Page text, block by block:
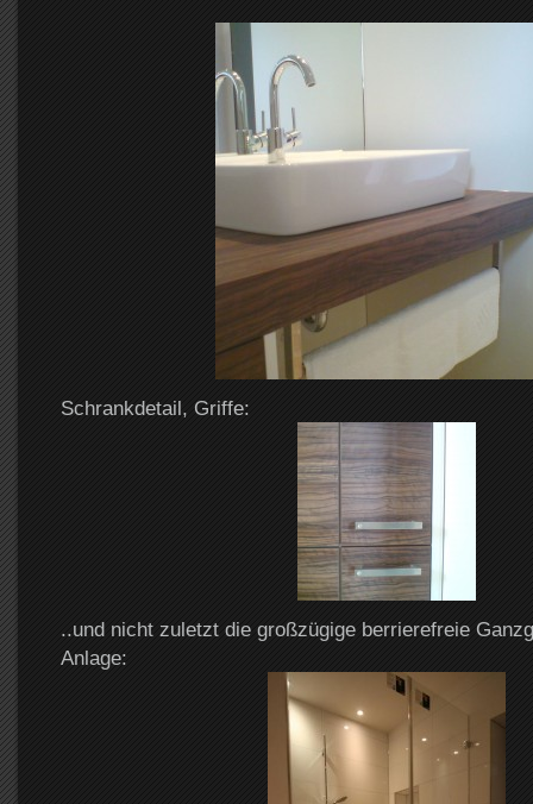
Schrankdetail, Griffe:
..und nicht zuletzt die großzügige berrierefreie
Anlage: